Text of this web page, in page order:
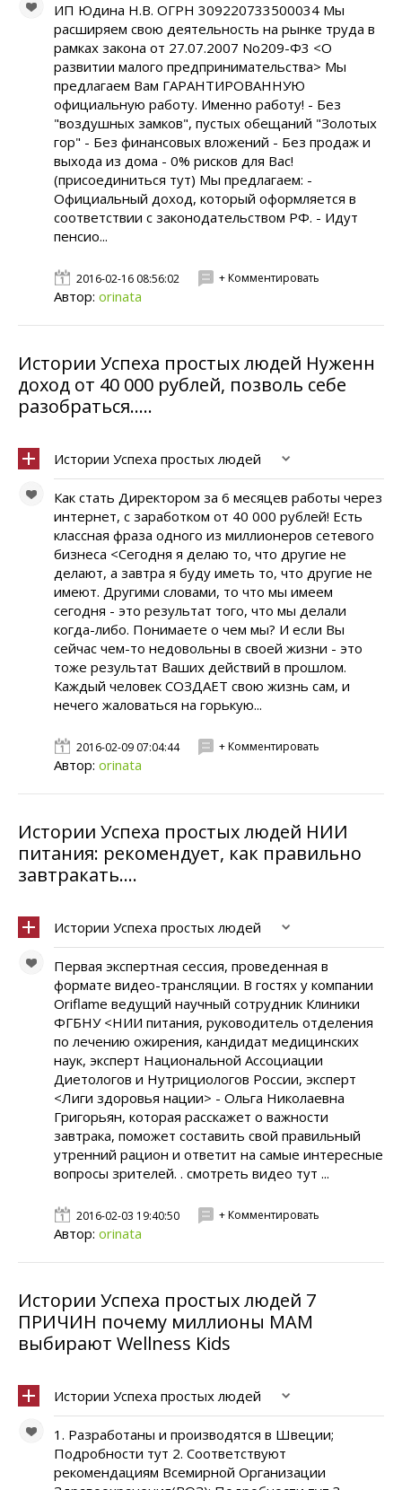
ИП Юдина Н.В. ОГРН 309220733500034 Мы
расширяем свою деятельность на рынке труда в
рамках закона от 27.07.2007 No209-Ф3 <О
развитии малого предпринимательства> Мы
предлагаем Вам ГАРАНТИРОВАННУЮ
официальную работу. Именно работу! - Без
"воздушных замков", пустых обещаний "Золотых
гор" - Без финансовых вложений - Без продаж и
выхода из дома - 0% рисков для Вас!
(присоединиться тут) Мы предлагаем: -
Официальный доход, который оформляется в
соответствии с законодательством РФ. - Идут
пенсио...
2016-02-16 08:56:02 + Комментировать
Автор: orinata
Истории Успеха простых людей Нуженн
доход от 40 000 рублей, позволь себе
разобраться.....
Истории Успеха простых людей
Как стать Директором за 6 месяцев работы через
интернет, с заработком от 40 000 рублей! Есть
классная фраза одного из миллионеров сетевого
бизнеса <Сегодня я делаю то, что другие не
делают, а завтра я буду иметь то, что другие не
имеют. Другими словами, то что мы имеем
сегодня - это результат того, что мы делали
когда-либо. Понимаете о чем мы? И если Вы
сейчас чем-то недовольны в своей жизни - это
тоже результат Ваших действий в прошлом.
Каждый человек СОЗДАЕТ свою жизнь сам, и
нечего жаловаться на горькую...
2016-02-09 07:04:44 + Комментировать
Автор: orinata
Истории Успеха простых людей НИИ
питания: рекомендует, как правильно
завтракать....
Истории Успеха простых людей
Первая экспертная сессия, проведенная в
формате видео-трансляции. В гостях у компании
Oriflame ведущий научный сотрудник Клиники
ФГБНУ <НИИ питания, руководитель отделения
по лечению ожирения, кандидат медицинских
наук, эксперт Национальной Ассоциации
Диетологов и Нутрициологов России, эксперт
<Лиги здоровья нации> - Ольга Николаевна
Григорьян, которая расскажет о важности
завтрака, поможет составить свой правильный
утренний рацион и ответит на самые интересные
вопросы зрителей. . смотреть видео тут ...
2016-02-03 19:40:50 + Комментировать
Автор: orinata
Истории Успеха простых людей 7
ПРИЧИН почему миллионы МАМ
выбирают Wellness Kids
Истории Успеха простых людей
1. Разработаны и производятся в Швеции;
Подробности тут 2. Соответствуют
рекомендациям Всемирной Организации